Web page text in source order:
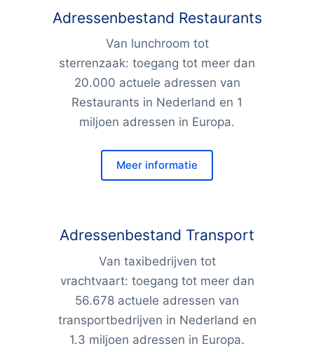
Adressenbestand Restaurants
Van lunchroom tot
sterrenzaak: toegang tot meer dan
20.000 actuele adressen van
Restaurants in Nederland en 1
miljoen adressen in Europa.
Meer informatie
Adressenbestand Transport
Van taxibedrijven tot
vrachtvaart: toegang tot meer dan
56.678 actuele adressen van
transportbedrijven in Nederland en
1.3 miljoen adressen in Europa.